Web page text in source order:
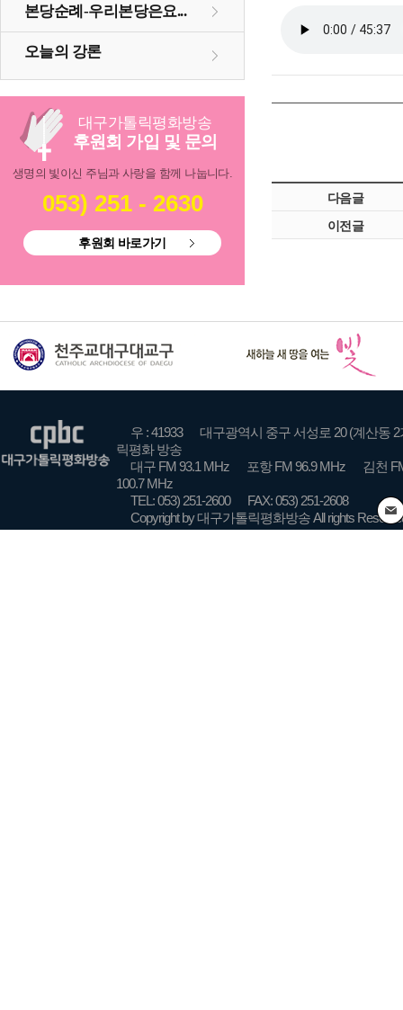
본당순례-우리본당은요...
오늘의 강론
대구가톨릭평화방송
후원회 가입 및 문의
생명의 빛이신 주님과 사랑을 함께 나눕니다.
053) 251 - 2630
후원회 바로가기
다음글
이전글
우 : 41933
대구광역시 중구 서성로 20 (계산동 2
릭평화 방송
대구 FM 93.1 MHz
포항 FM 96.9 MHz
김천
100.7 MHz
TEL: 053) 251-2600
FAX: 053) 251-2608
Copyright by 대구가톨릭평화방송 All rights